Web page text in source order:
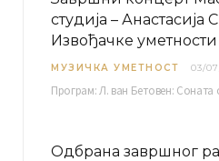
студија – Анастасија
Извођачке уметности
МУЗИЧКА УМЕТНОСТ 03/
Одбрана завршног